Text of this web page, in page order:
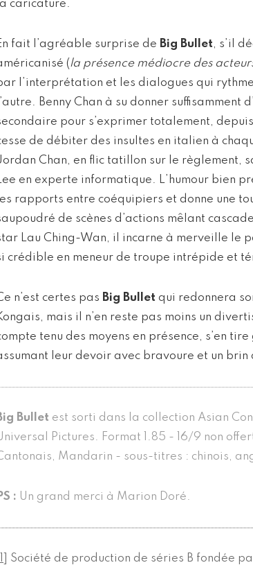
caricature.
fait l’agréable surprise de Big Bullet, s’il
(la présence médiocre des
l’interprétation et les dialogues qui
Benny Chan à su donner suffisamment
pour s’exprimer totalement,
de débiter des insultes en italien à
Chan, en flic tatillon sur le règlement,
en experte informatique. L’humour bien
rapports entre coéquipiers et donne une
de scènes d’actions mêlant
Lau Ching-Wan, il incarne à merveille le
crédible en meneur de troupe intrépide et
n’est certes pas Big Bullet qui redonnera
mais il n’en reste pas moins un
tenu des moyens en présence, s’en
leur devoir avec bravoure et un brin
Bullet est sorti dans la collection Asian
Pictures. Format 1.85 - 16/9 non
Mandarin - sous-titres : chinois,
: Un grand merci à Marion Doré.
Société de production de séries B fondée